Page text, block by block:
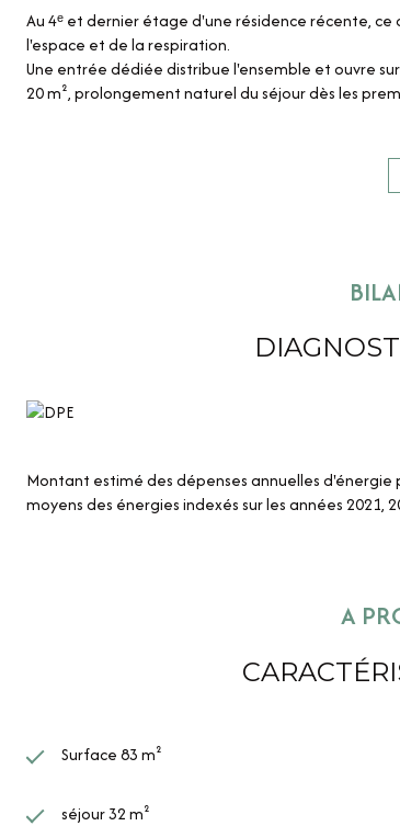
Au 4ᵉ et dernier étage d'une résidence récente,
l'espace et de la respiration.
Une entrée dédiée distribue l'ensemble et ouvre
20 m², prolongement naturel du séjour dès les
Trois places de parking accompagnent ce bien rare.
Disponible immédiatement, il réunit le confort du
Montant estimé des dépenses annuelles d'énergie
moyens des énergies indexés sur les années 2021,
A
Surface 83 m²
séjour 32 m²